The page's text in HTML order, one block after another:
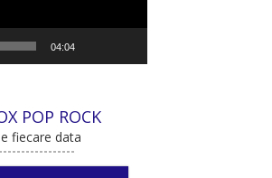
04:04
POP ROCK
fiecare data